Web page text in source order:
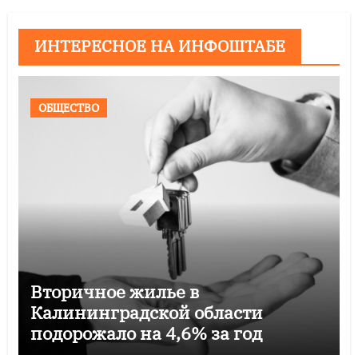
ИНТЕРЕСНОЕ НА ИНФОШТАБЕ
ОБЩЕСТВО
Вторичное жилье в
Калининградской области
подорожало на 4,6% за год